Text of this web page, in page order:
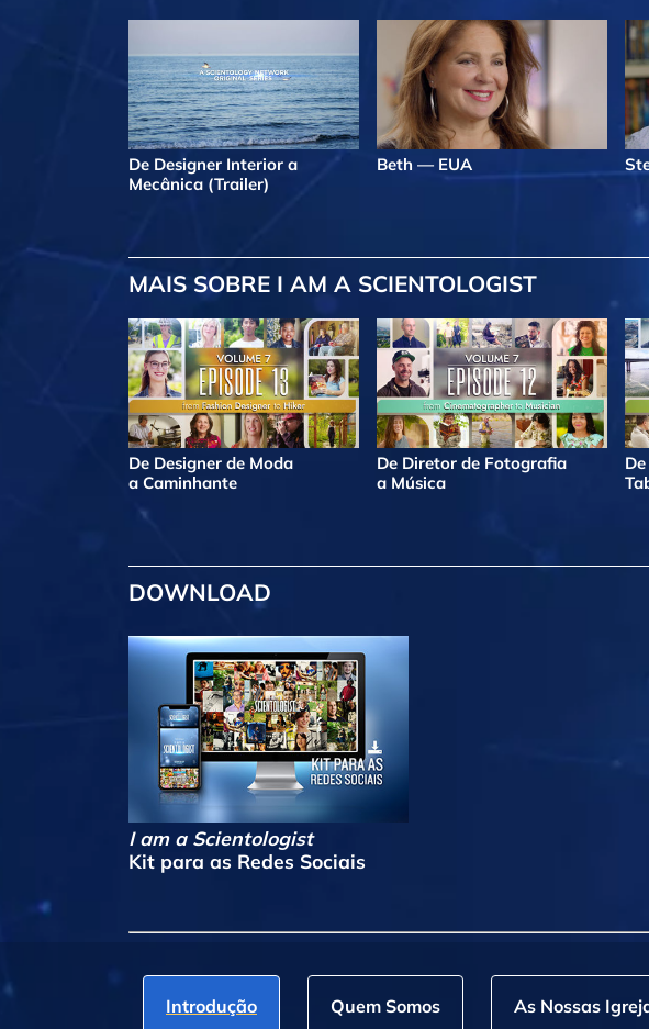
De Designer Interior a
Mecânica (Trailer)
Beth — EUA
MAIS SOBRE I AM A SCIENTOLOGIST
De Designer de Moda
a Caminhante
De Diretor de Fotografia
a Música
DOWNLOAD
I am a Scientologist
Kit para as Redes Sociais
Introdução Quem Somos As Nossas